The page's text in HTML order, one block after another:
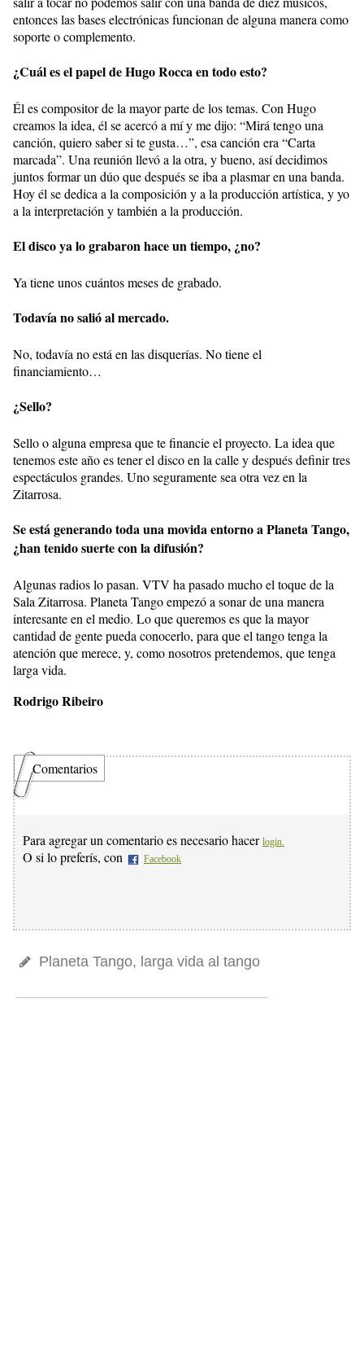
entonces las bases electrónicas funcionan de alguna manera como
soporte o complemento.
¿Cuál es el papel de Hugo Rocca en todo esto?
Él es compositor de la mayor parte de los temas. Con Hugo
creamos la idea, él se acercó a mí y me dijo: “Mirá tengo una
canción, quiero saber si te gusta…”, esa canción era “Carta
marcada”. Una reunión llevó a la otra, y bueno, así decidimos
juntos formar un dúo que después se iba a plasmar en una banda.
Hoy él se dedica a la composición y a la producción artística, y yo
a la interpretación y también a la producción.
El disco ya lo grabaron hace un tiempo, ¿no?
Ya tiene unos cuántos meses de grabado.
Todavía no salió al mercado.
No, todavía no está en las disquerías. No tiene el
financiamiento…
¿Sello?
Sello o alguna empresa que te financie el proyecto. La idea que
tenemos este año es tener el disco en la calle y después definir tres
espectáculos grandes. Uno seguramente sea otra vez en la
Zitarrosa.
Se está generando toda una movida entorno a Planeta Tango,
¿han tenido suerte con la difusión?
Algunas radios lo pasan. VTV ha pasado mucho el toque de la
Sala Zitarrosa. Planeta Tango empezó a sonar de una manera
interesante en el medio. Lo que queremos es que la mayor
cantidad de gente pueda conocerlo, para que el tango tenga la
atención que merece, y, como nosotros pretendemos, que tenga
larga vida.
Rodrigo Ribeiro
Comentarios
Para agregar un comentario es necesario hacer login.
O si lo preferís, con Facebook
Planeta Tango, larga vida al tango